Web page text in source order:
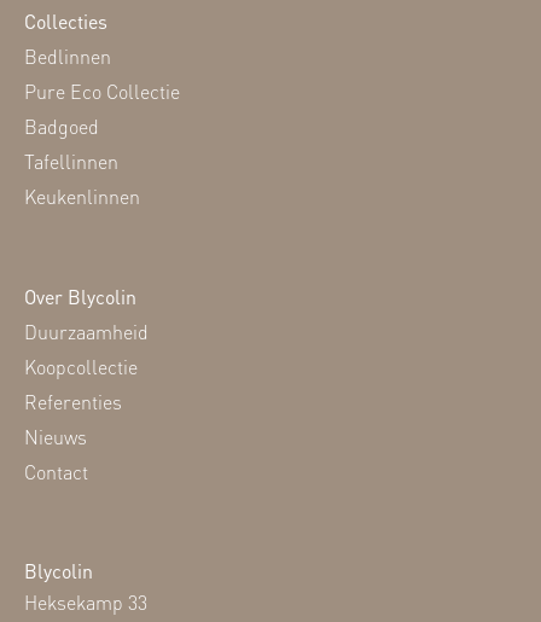
Collecties
Bedlinnen
Pure Eco Collectie
Badgoed
Tafellinnen
Keukenlinnen
Over Blycolin
Duurzaamheid
Koopcollectie
Referenties
Nieuws
Contact
Blycolin
Heksekamp 33